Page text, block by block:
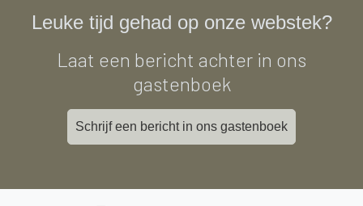
Leuke tijd gehad op onze webstek?
Laat een bericht achter in ons
gastenboek
Schrijf een bericht in ons gastenboek